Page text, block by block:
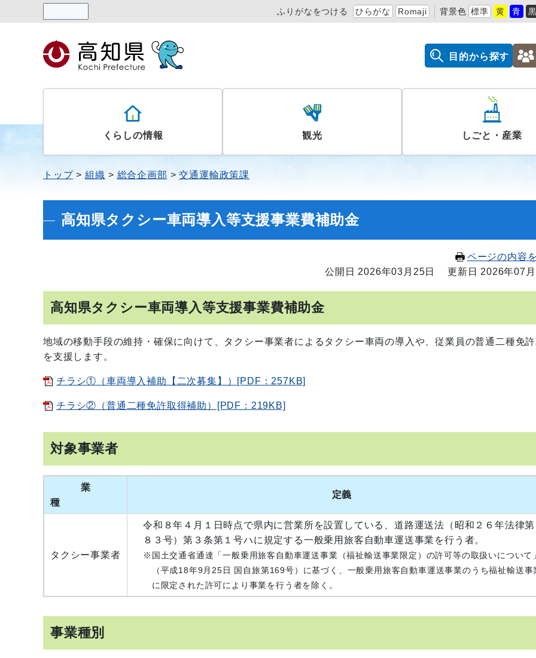
ふりがなをつける ひらがな Romaji 背景色 標準 黄 青
目的から探す
くらしの情報 観光 しごと・産業
トップ 組織 総合企画部 交通運輸政策課
高知県タクシー車両導入等支援事業費補助金
ページの内容
公開日 2026年03月25日
更新日 2026年07
高知県タクシー車両導入等支援事業費補助金
地域の移動手段の維持・確保に向けて、タクシー事業者によるタクシー車両の導入や、従業員の普通二種免
を支援します。
チラシ①（車両導入補助【二次募集】）[PDF：257KB]
チラシ②（普通二種免許取得補助）[PDF：219KB]
対象事業者
業
種
定義
タクシー事業者
令和８年４月１日時点で県内に営業所を設置している、道路運送法（昭和２６年法律
８３号）第３条第１号ハに規定する一般乗用旅客自動車運送事業を行う者。
※国土交通省通達「一般乗用旅客自動車運送事業（福祉輸送事業限定）の許可等の取扱いについて
（平成18年9月25日 国自旅第169号）に基づく、一般乗用旅客自動車運送事業のうち福祉輸送事
に限定された許可により事業を行う者を除く。
事業種別